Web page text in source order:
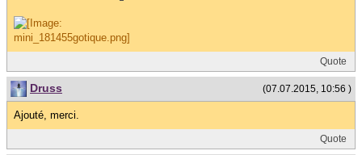
Quote
(07.07.2015, 10:56 )
Druss
Ajouté, merci.
Quote